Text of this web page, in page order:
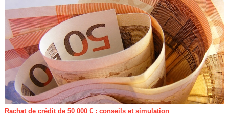
Rachat de crédit de 50 000 € : conseils et simulation